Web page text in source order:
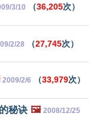
3/10 （36,205次）
2/28 （27,745次）
2009/2/6 （33,979次）
秘诀 🖼️ 2008/12/25